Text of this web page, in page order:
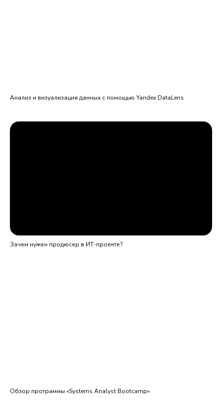
Анализ и визуализация данных с помощью Yandex DataLens
Зачем нужен продюсер в ИТ-проекте?
Обзор программы «Systems Analyst Bootcamp»